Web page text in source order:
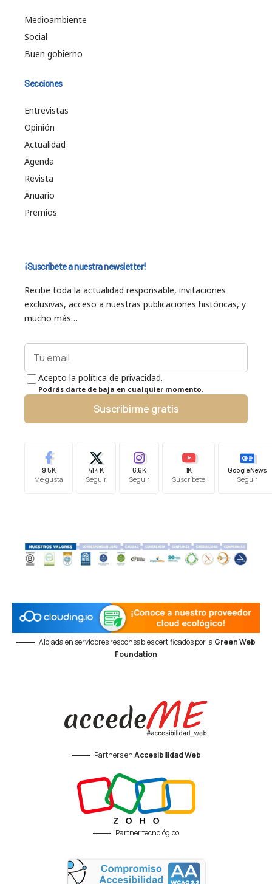
Medioambiente
Social
Buen gobierno
Secciones
Entrevistas
Opinión
Actualidad
Agenda
Revista
Anuario
Premios
¡Suscríbete a nuestra newsletter!
Recibe toda la actualidad responsable, invitaciones
exclusivas, acceso a nuestras publicaciones históricas, y
mucho más…
Acepto la política de privacidad.
Podrás darte de baja en cualquier momento.
Suscribirme gratis
9.5K
Me gusta
41.4K
Seguir
6.6K
Seguir
1K
Suscríbete
Google News
Seguir
Alojada en servidores responsables certificados por la Green Web
Foundation
Partners enAccesibilidad Web
Partner tecnológico